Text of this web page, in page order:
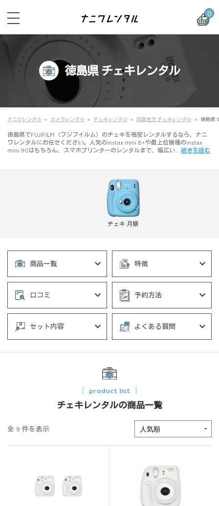
0
徳島県 チェキレンタル
ナニワレンタル カメラレンタル チェキレンタル 四国地方 チェキレンタル 徳島県
徳島県でFUJIFILM（フジフイルム）のチェキを格安レンタルするなら、ナニ
ワレンタルにお任せください。人気のinstax mini 8+や最上位機種のinstax
mini 90はもちろん、スマホプリンターのレンタルまで、幅広い… 続きを読む
チェキ 月額
商品一覧 特徴
口コミ 予約方法
セット内容 よくある質問
product list
チェキレンタルの商品一覧
全 9 件を表示